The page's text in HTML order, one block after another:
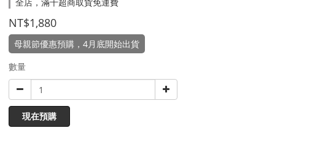
NT$1,880
母親節優惠預購，4月底開始出貨
數量
現在預購